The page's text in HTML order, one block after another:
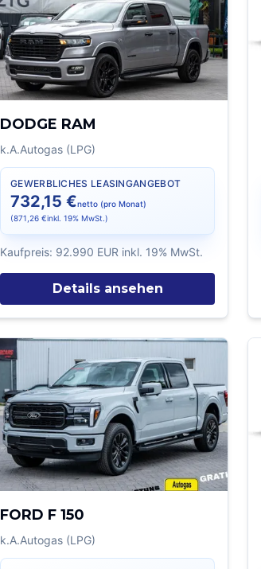
DODGE RAM
k.A.Autogas (LPG)
GEWERBLICHES LEASINGANGEBOT
732,15 €netto (pro Monat)
(871,26 €inkl. 19% MwSt.)
Kaufpreis: 92.990 EUR inkl. 19% MwSt.
Details ansehen
FORD F 150
k.A.Autogas (LPG)